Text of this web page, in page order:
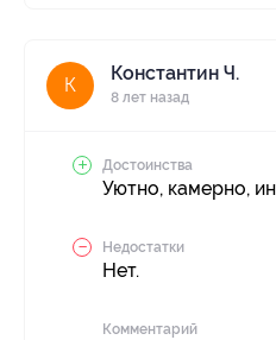
К
Константин Ч.
8 лет назад
Достоинства
Уютно, камерно,
Недостатки
Нет.
Комментарий